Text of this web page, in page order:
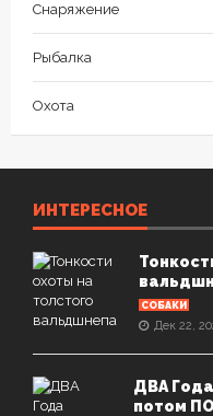
Снаряжение
Рыбалка
Охота
ИНТЕРЕСНОЕ
СОБАКИ
Дек 22,
ДВА
потом